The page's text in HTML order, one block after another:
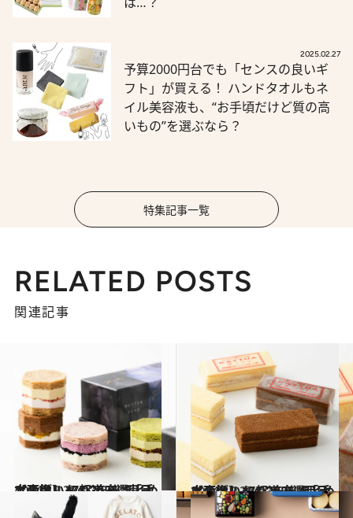
2025.02.27
予算2000円台でも「センスの良いギ
フト」が買える！ ハンドタオルもネ
イル美容液も、“お手頃だけど質の高
いもの”を選ぶなら？
特集記事一覧
RELATED POSTS
関連記事
2024.12.27
【画像】47都道府県「手土産グルメ」2025 “東日本の旨いもの”を総まとめ
グルメ 2024.12.27
【画像】47都道府県「手土産グルメ」2025 “西日本の旨いもの”を総まとめ
グルメ